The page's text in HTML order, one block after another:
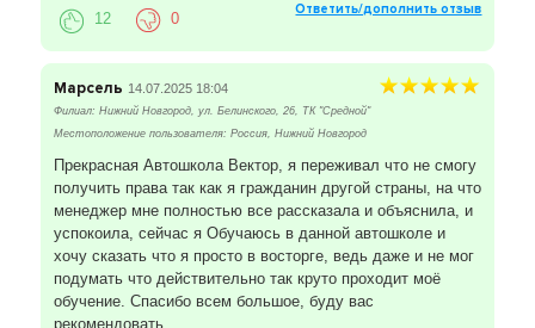
Ответить/дополнить отзыв
12 0
Марсель 14.07.2025 18:04
Филиал: Нижний Новгород, ул. Белинского, 26, ТК "Средной"
Местоположение пользователя: Россия, Нижний Новгород
Прекрасная Автошкола Вектор, я переживал что не смогу
получить права так как я гражданин другой страны, на что
менеджер мне полностью все рассказала и объяснила, и
успокоила, сейчас я Обучаюсь в данной автошколе и
хочу сказать что я просто в восторге, ведь даже и не мог
подумать что действительно так круто проходит моё
обучение. Спасибо всем большое, буду вас
рекомендовать.